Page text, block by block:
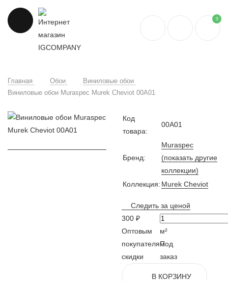
0
Главная Обои
Виниловые обои
Виниловые обои Muraspec Murek Cheviot 00A01
Код
товара:
00A01
Бренд:
Muraspec
(показать другие
коллекции)
Коллекция: Murek Cheviot
Следить за ценой
300 ₽
Оптовым
покупателям
скидки
м²
Под
заказ
В КОРЗИНУ